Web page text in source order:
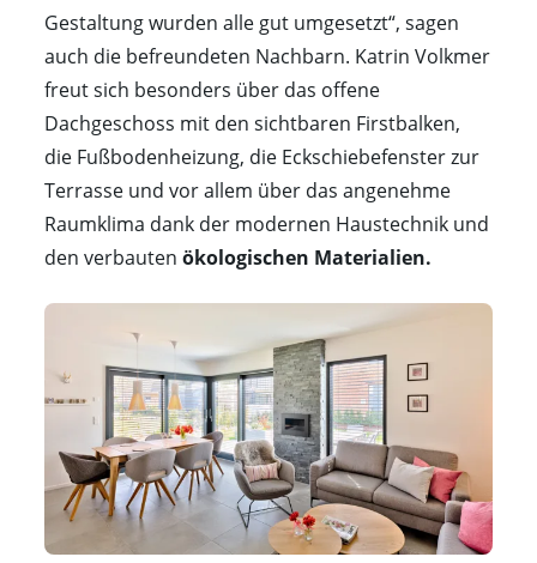
Gestaltung wurden alle gut umgesetzt“, sagen
auch die befreundeten Nachbarn. Katrin Volkmer
freut sich besonders über das offene
Dachgeschoss mit den sichtbaren Firstbalken,
die Fußbodenheizung, die Eckschiebefenster zur
Terrasse und vor allem über das angenehme
Raumklima dank der modernen Haustechnik und
den verbautenökologischen Materialien.